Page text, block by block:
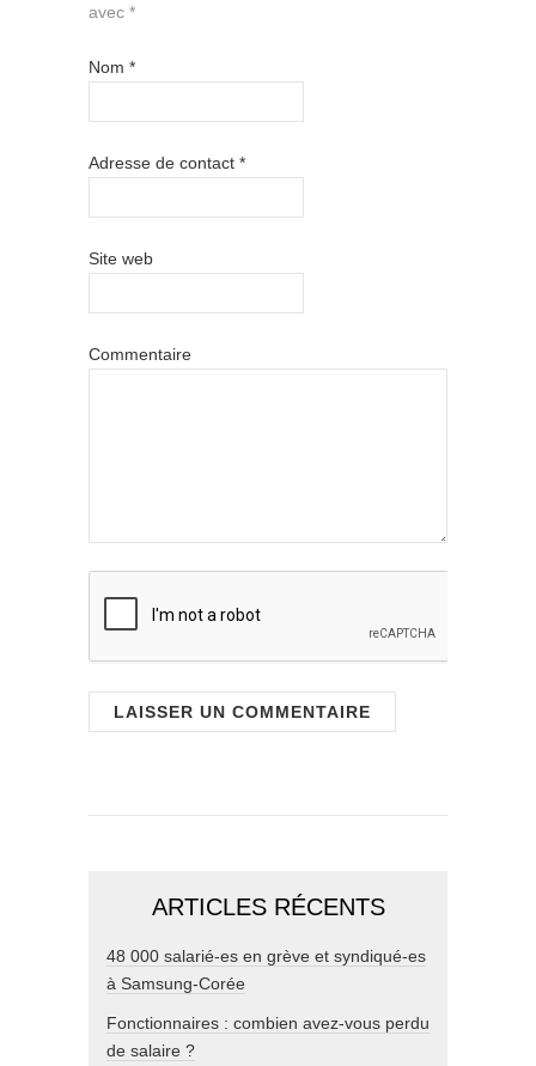
avec *
Nom *
Adresse de contact *
Site web
Commentaire
ARTICLES RÉCENTS
48 000 salarié-es en grève et syndiqué-es
à Samsung-Corée
Fonctionnaires : combien avez-vous perdu
de salaire ?